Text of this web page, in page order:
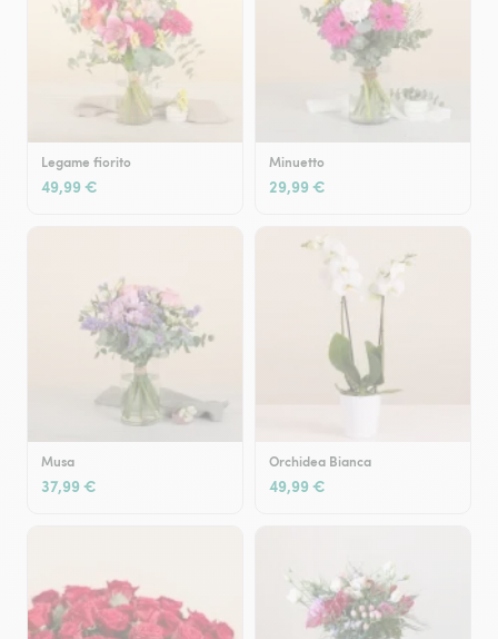
Legame fiorito
49,99 €
Minuetto
29,99 €
Musa
37,99 €
Orchidea Bianca
49,99 €